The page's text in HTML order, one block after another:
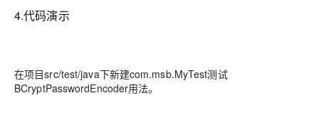
4.代码演示
在项目src/test/java下新建com.msb.MyTest测试
BCryptPasswordEncoder用法。